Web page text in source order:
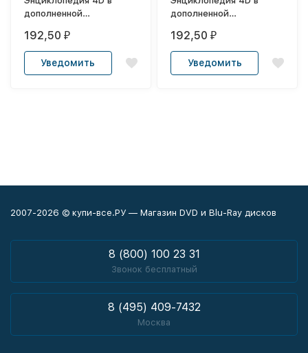
дополненной
микроскопом»
192,50₽
Уведомить
дополненной
жители»
192,50₽
Уведомить
2007-2026 © купи-все.РУ — Магазин DVD и Blu-Ray дисков
8 (800) 100 23 31
Звонок бесплатный
8 (495) 409-7432
Москва